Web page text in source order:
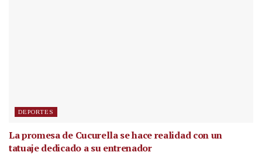
DEPORTES
La promesa de Cucurella se hace realidad con un
tatuaje dedicado a su entrenador